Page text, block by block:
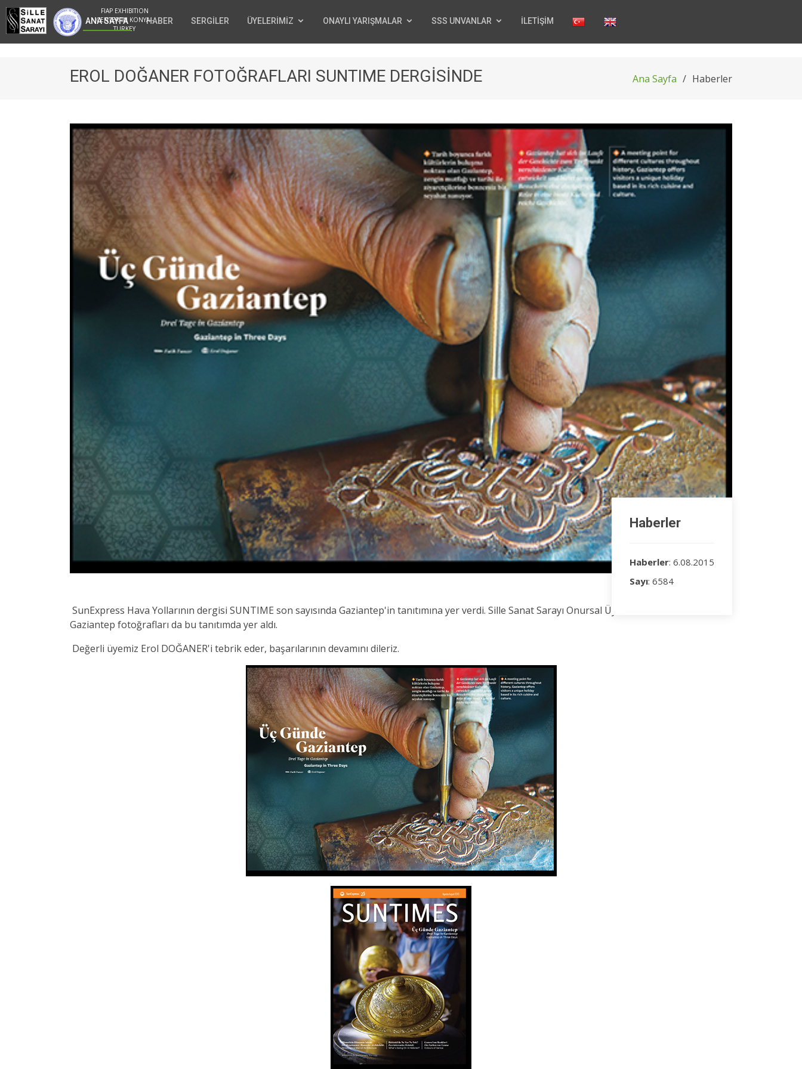
FIAP EXHIBITION
CENTER IN KONYA -
TURKEY
ANA SAYFA HABER SERGİLER ÜYELERİMİZ ONAYLI YARIŞMALAR SSS UNVANLAR İLETİŞİM
EROL DOĞANER FOTOĞRAFLARI SUNTIME DERGİSİNDE Ana Sayfa Haberler
Haberler
Haberler: 6.08.2015
Sayı: 6584
SunExpress Hava Yollarının dergisi SUNTIME son sayısında Gaziantep'in tanıtımına yer verdi. Sille Sanat Sarayı Onursal Üyesi Erol DOĞANER'in
Gaziantep fotoğrafları da bu tanıtımda yer aldı.
Değerli üyemiz Erol DOĞANER'i tebrik eder, başarılarının devamını dileriz.